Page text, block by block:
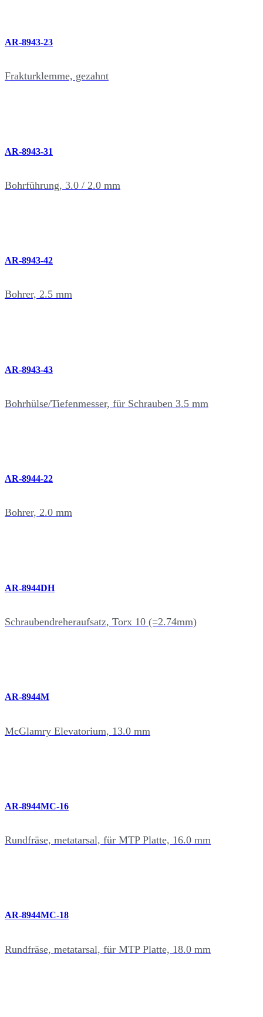
AR-8943-23
Frakturklemme, gezahnt
AR-8943-31
Bohrführung, 3.0 / 2.0 mm
AR-8943-42
Bohrer, 2.5 mm
AR-8943-43
Bohrhülse/Tiefenmesser, für Schrauben 3.5 mm
AR-8944-22
Bohrer, 2.0 mm
AR-8944DH
Schraubendreheraufsatz, Torx 10 (=2.74mm)
AR-8944M
McGlamry Elevatorium, 13.0 mm
AR-8944MC-16
Rundfräse, metatarsal, für MTP Platte, 16.0 mm
AR-8944MC-18
Rundfräse, metatarsal, für MTP Platte, 18.0 mm